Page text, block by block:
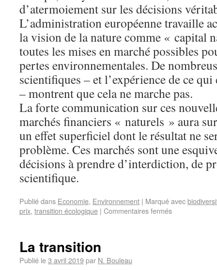
d’atermoiement sur les décisions
L’administration européenne travaille
la vision de la nature comme « capital
toutes les mises en marché possibles
pertes environnementales. De
scientifiques – et l’expérience de ce
– montrent que cela ne marche pas.
La forte communication sur ces
marchés financiers « naturels » aura
un effet superficiel dont le résultat ne
problème. Ces marchés sont une
décisions à prendre d’interdiction, de
scientifique.
Publié dans Economie, Environnement | Marqué avec
prix, transition écologique | Commentaires fermés
La transition
Publié le3 avril 2019par N. Bouleau